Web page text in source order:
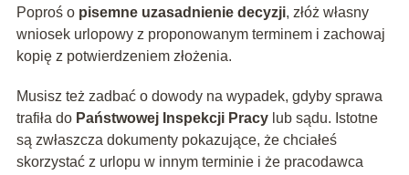
Poproś o pisemne uzasadnienie decyzji, złóż własny
wniosek urlopowy z proponowanym terminem i zachowaj
kopię z potwierdzeniem złożenia.
Musisz też zadbać o dowody na wypadek, gdyby sprawa
trafiła do Państwowej Inspekcji Pracylub sądu. Istotne
są zwłaszcza dokumenty pokazujące, że chciałeś
skorzystać z urlopu w innym terminie i że pracodawca